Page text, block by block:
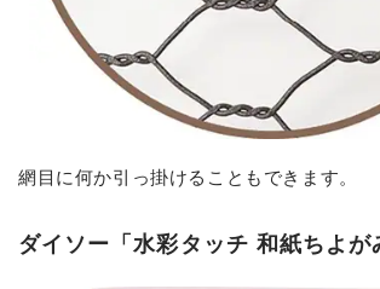
網目に何か引っ掛けることもできます。
ダイソー「水彩タッチ 和紙ちよが